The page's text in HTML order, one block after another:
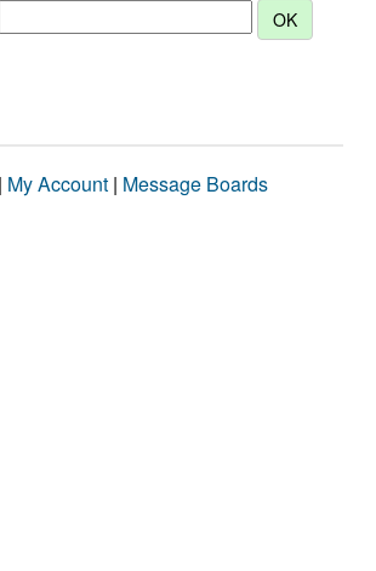
| My Account | Message Boards